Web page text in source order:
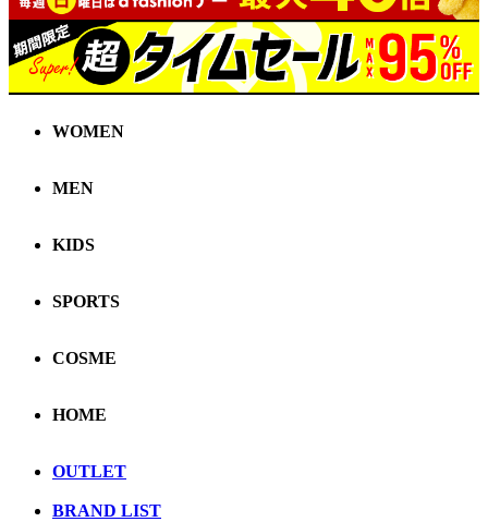
WOMEN
MEN
KIDS
SPORTS
COSME
HOME
OUTLET
BRAND LIST